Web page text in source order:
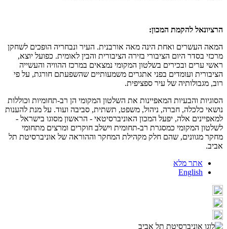
הרציונאל להקמת המכון:
המאה העשרים ואחת הינה מאה אורבנית. העיר ונבחריה הופכים לשחקן
מרכזי בסדר היום הציבורי בזירה הציבורית והבין לאומית. כפועל יוצא,
ראשי ערים ובכירים בשלטון המקומי נמצאים במרכז ההוויה והעשייה
הציבורית ועומדים בפני אתגרים משמעותיים שהשפעתם חורגת, על פי
רוב, מגבולותיה של עיר ספציפית.
הסוגיות והבעיות המאפיינות את השלטון המקומי הן רב-תחומיות וכוללות
נושאי כלכלה, חברה, ניהול, משפט, תשתית, סביבה ועוד. על מנת להענות
למאפיינים אלה, יפעל המכון האוניברסיטאי - הראשון מסוגו בישראל -
לשלטון המקומי כמסגרת רב-תחומית וישלב חוקרים ומרצים מתחומי
מחקר מגוונים, שהם חלק מקהילת המחקר וההוראה של אוניברסיטת תל
אביב.
אתר מלא
English